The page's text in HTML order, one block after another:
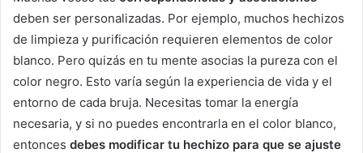
deben ser personalizadas. Por ejemplo, muchos hechizos
de limpieza y purificación requieren elementos de color
blanco. Pero quizás en tu mente asocias la pureza con el
color negro. Esto varía según la experiencia de vida y el
entorno de cada bruja. Necesitas tomar la energía
necesaria, y si no puedes encontrarla en el color blanco,
entonces debes modificar tu hechizo para que se ajuste